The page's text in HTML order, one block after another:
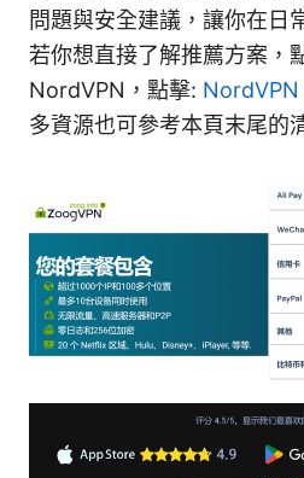
問題與安全建議，讓你在日
若你想直接了解推薦方案，
NordVPN，點擊: NordVPN
多資源也可參考本頁末尾的